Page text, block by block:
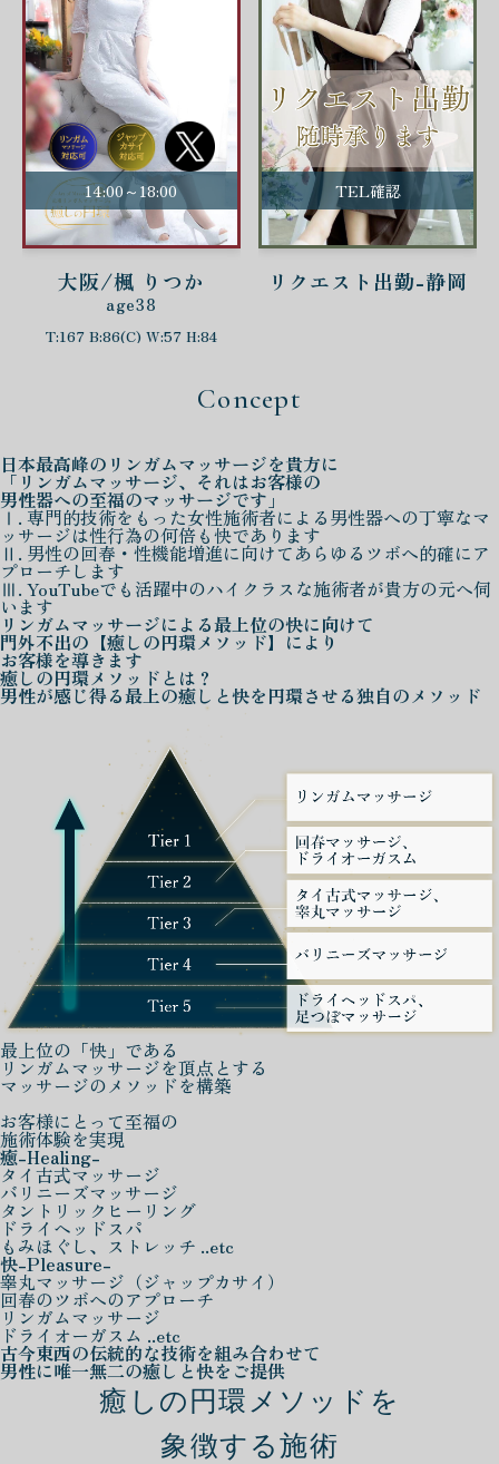
14:00～18:00
大阪/楓 りつか
age38
T:167 B:86(C) W:57 H:84
TEL確認
リクエスト出勤-静岡
Concept
日本最高峰の リンガムマッサージを貴方に
「リンガムマッサージ、それはお客様の
男性器への至福のマッサージです」
Ⅰ. 専門的技術をもった女性施術者による男性器への丁寧なマ
ッサージは性行為の何倍も快であります
Ⅱ. 男性の回春・性機能増進に向けてあらゆるツボへ的確にア
プローチします
Ⅲ. YouTubeでも活躍中のハイクラスな施術者が貴方の元へ伺
います
リンガムマッサージによる最上位の快に向けて
門外不出の 【癒しの円環メソッド】 により
お客様を導きます
癒しの円環メソッド とは？
男性が感じ得る最上の癒しと快を円環させる独自のメソッド
最上位の「快」である
リンガムマッサージを頂点とする
マッサージのメソッドを構築
お客様にとって至福の
施術体験を実現
癒-Healing-
タイ古式マッサージ
バリニーズマッサージ
タントリックヒーリング
ドライヘッドスパ
もみほぐし、ストレッチ ..etc
快-Pleasure-
睾丸マッサージ（ジャップカサイ）
回春のツボへのアプローチ
リンガムマッサージ
ドライオーガスム ..etc
古今東西の伝統的な技術を組み合わせて
男性に唯一無二の癒しと快をご提供
癒しの円環メソッドを
象徴する施術